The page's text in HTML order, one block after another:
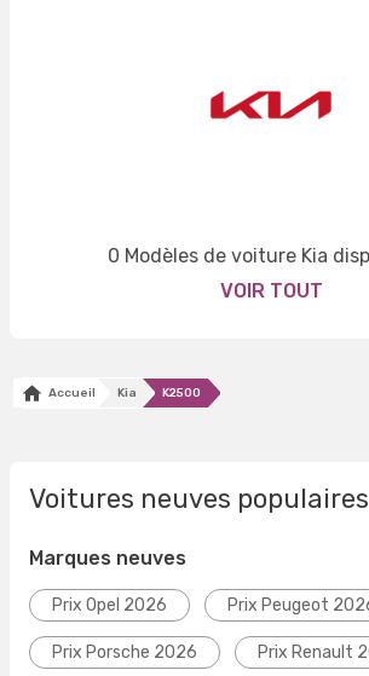
0 Modèles de voiture Kia
VOIR TOUT
Accueil Kia K2500
Voitures neuves populaires
Marques neuves
Prix Opel 2026 Prix Peugeot
Prix Porsche 2026 Prix Renault